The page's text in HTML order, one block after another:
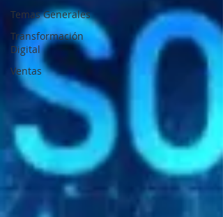
Temas Generales
Transformación
Digital
Ventas